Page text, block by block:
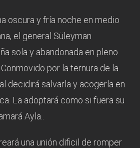
oscura y fría noche en medio
el general Süleyman
sola y abandonada en pleno
por la ternura de la
decidirá salvarla y acogerla en
La adoptará como si fuera su
Ayla..
una unión dificil de romper